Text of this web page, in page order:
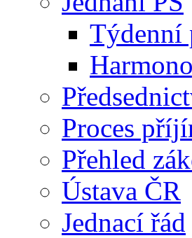
Týdenní
Proces
Přehled
Ústava ČR
Jednací řád